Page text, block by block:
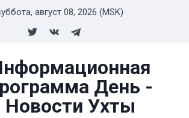
август 08, 2026 (MSK)
День -
Новости Ухты